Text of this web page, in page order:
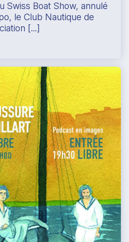
Swiss Boat Show, annulé
le Club Nautique de
[...]